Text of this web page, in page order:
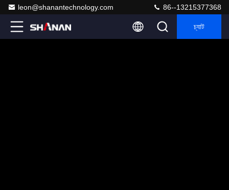
leon@shanantechnology.com 86--13215377368
চ্যাট